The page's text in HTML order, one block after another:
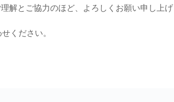
とご協力のほど、よろしくお願い申し上げ
ください。